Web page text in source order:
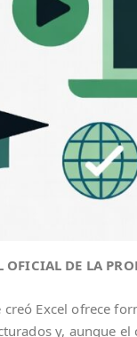
DE LA
creó Excel ofrece
y, aunque